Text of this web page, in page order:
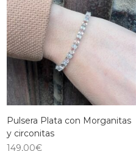
Pulsera Plata con Morganitas
y circonitas
149,00€